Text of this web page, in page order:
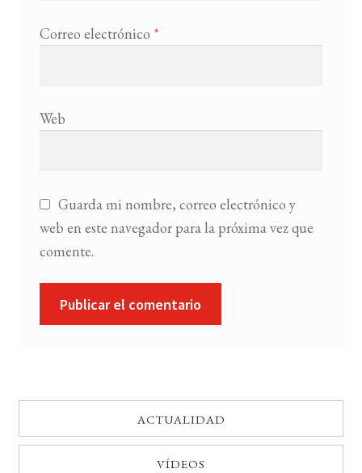
Correo electrónico *
Web
Guarda mi nombre, correo electrónico y
web en este navegador para la próxima vez que
comente.
ACTUALIDAD
VÍDEOS